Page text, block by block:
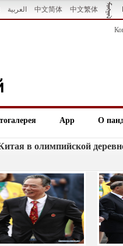
العربية 中文简体 中文繁体
App О
в олимпийской